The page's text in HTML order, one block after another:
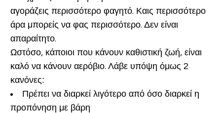
αγοράζεις περισσότερο φαγητό. Καις περισσότερο
άρα μπορείς να φας περισσότερο. Δεν είναι
απαραίτητο.
Ωστόσο, κάποιοι που κάνουν καθιστική ζωή, είναι
καλό να κάνουν αερόβιο. Λάβε υπόψη όμως 2
κανόνες:
Πρέπει να διαρκεί λιγότερο από όσο διαρκεί η
προπόνηση με βάρη